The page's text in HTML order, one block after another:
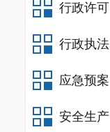
行政许可
行政执法
应急预案
安全生产